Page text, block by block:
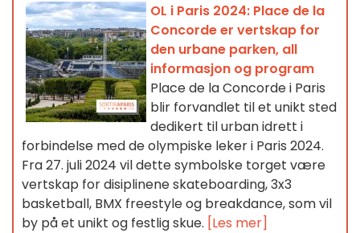
OL i Paris 2024: Place de la
Concorde er vertskap for
den urbane parken, all
informasjon og program
Place de la Concorde i Paris
blir forvandlet til et unikt sted
dedikert til urban idrett i
forbindelse med de olympiske leker i Paris 2024.
Fra 27. juli 2024 vil dette symbolske torget være
vertskap for disiplinene skateboarding, 3x3
basketball, BMX freestyle og breakdance, som vil
by på et unikt og festlig skue. [Les mer]